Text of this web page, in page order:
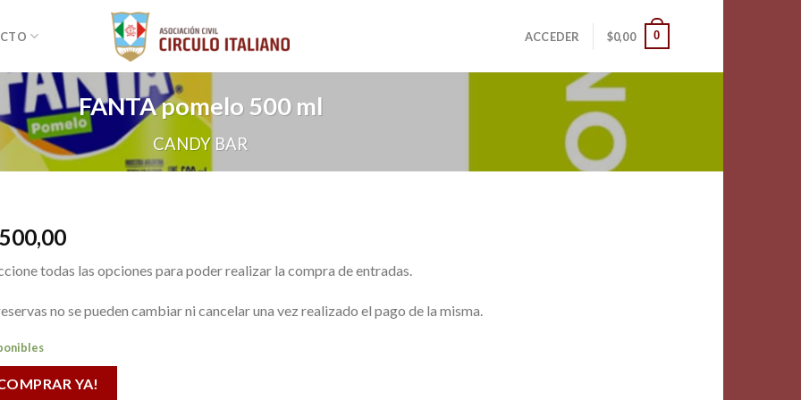
ACCEDER $0,00 0
FANTA pomelo 500 ml
CANDY BAR
todas las opciones para poder realizar la compra de entradas.
no se pueden cambiar ni cancelar una vez realizado el pago de la misma.
YA!